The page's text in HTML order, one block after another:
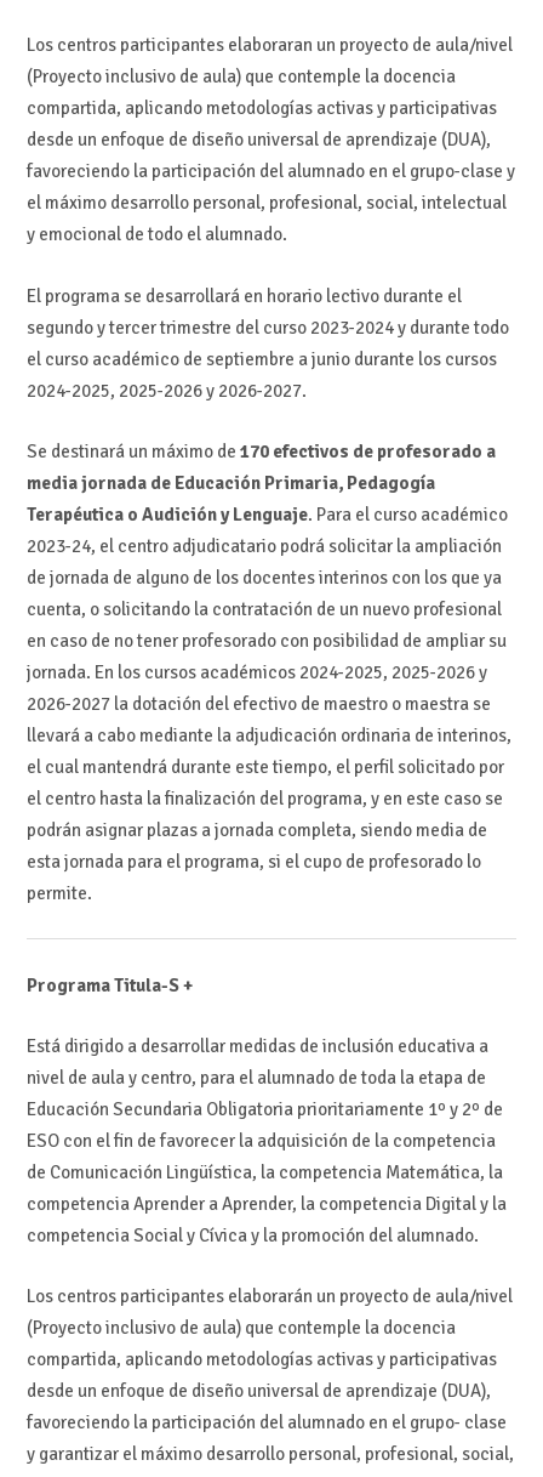
Los centros participantes elaboraran un proyecto de aula/nivel
(Proyecto inclusivo de aula) que contemple la docencia
compartida, aplicando metodologías activas y participativas
desde un enfoque de diseño universal de aprendizaje (DUA),
favoreciendo la participación del alumnado en el grupo-clase y
el máximo desarrollo personal, profesional, social, intelectual
y emocional de todo el alumnado.
El programa se desarrollará en horario lectivo durante el
segundo y tercer trimestre del curso 2023-2024 y durante todo
el curso académico de septiembre a junio durante los cursos
2024-2025, 2025-2026 y 2026-2027.
Se destinará un máximo de 170 efectivos de profesorado a
media jornada de Educación Primaria, Pedagogía
Terapéutica o Audición y Lenguaje. Para el curso académico
2023-24, el centro adjudicatario podrá solicitar la ampliación
de jornada de alguno de los docentes interinos con los que ya
cuenta, o solicitando la contratación de un nuevo profesional
en caso de no tener profesorado con posibilidad de ampliar su
jornada. En los cursos académicos 2024-2025, 2025-2026 y
2026-2027 la dotación del efectivo de maestro o maestra se
llevará a cabo mediante la adjudicación ordinaria de interinos,
el cual mantendrá durante este tiempo, el perfil solicitado por
el centro hasta la finalización del programa, y en este caso se
podrán asignar plazas a jornada completa, siendo media de
esta jornada para el programa, si el cupo de profesorado lo
permite.
Programa Titula-S +
Está dirigido a desarrollar medidas de inclusión educativa a
nivel de aula y centro, para el alumnado de toda la etapa de
Educación Secundaria Obligatoria prioritariamente 1º y 2º de
ESO con el fin de favorecer la adquisición de la competencia
de Comunicación Lingüística, la competencia Matemática, la
competencia Aprender a Aprender, la competencia Digital y la
competencia Social y Cívica y la promoción del alumnado.
Los centros participantes elaborarán un proyecto de aula/nivel
(Proyecto inclusivo de aula) que contemple la docencia
compartida, aplicando metodologías activas y participativas
desde un enfoque de diseño universal de aprendizaje (DUA),
favoreciendo la participación del alumnado en el grupo- clase
y garantizar el máximo desarrollo personal, profesional, social,